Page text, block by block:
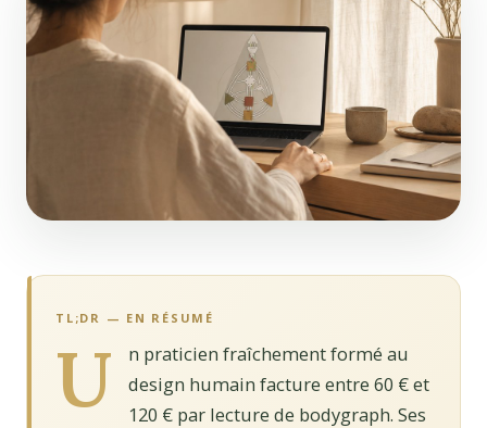
TL;DR — EN RÉSUMÉ
U
n praticien fraîchement formé au
design humain facture entre 60 € et
120 € par lecture de bodygraph. Ses